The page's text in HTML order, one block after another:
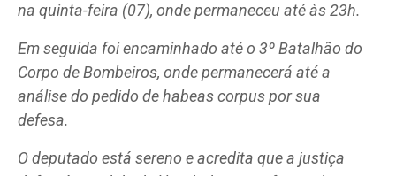
na quinta-feira (07), onde permaneceu até às 23h.
Em seguida foi encaminhado até o 3º Batalhão do
Corpo de Bombeiros, onde permanecerá até a
análise do pedido de habeas corpus por sua
defesa.
O deputado está sereno e acredita que a justiça